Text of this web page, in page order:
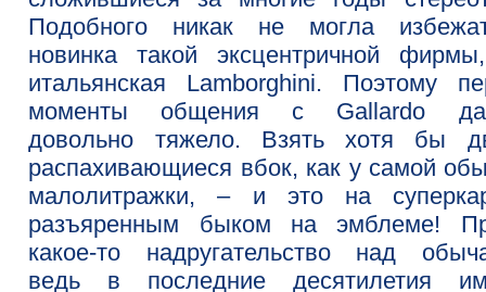
Подобного никак не могла
новинка такой эксцентричной
итальянская Lamborghini. Поэтому
моменты общения с Gallardo
довольно тяжело. Взять хотя бы
распахивающиеся вбок, как у самой
малолитражки, – и это на
разъяренным быком на эмблеме!
какое-то надругательство над
ведь в последние десятилетия